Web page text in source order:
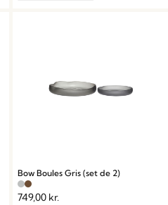
Bow Boules Gris (set de 2)
749,00 kr.